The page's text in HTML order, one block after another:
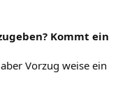
Kommt ein
Vorzug weise ein